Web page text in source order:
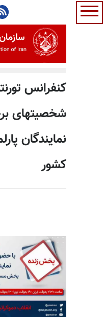
کنفرانس
شخصیتهای
نمایندگان
کشور